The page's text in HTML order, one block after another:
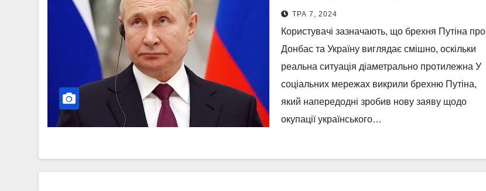
Відео
ТРА 7, 2024
Користувачі зазначають, що брехня Путіна про
Донбас та Україну виглядає смішно, оскільки
реальна ситуація діаметрально протилежна У
соціальних мережах викрили брехню Путіна,
який напередодні зробив нову заяву щодо
окупації українського…